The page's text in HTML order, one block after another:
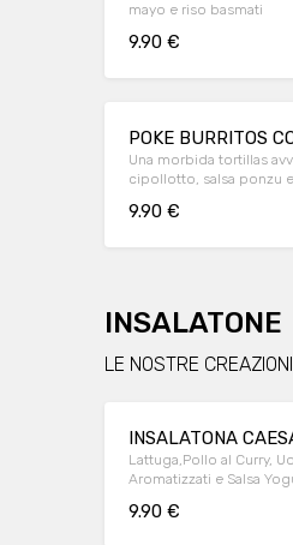
mayo e riso basmati
9.90 €
POKE BURRITOS
Una morbida tortillas avvolge del salmone marinato con avocado, cappuccio rosso,scaglie di mandorle,
cipollotto, salsa ponzu
9.90 €
INSALATONE
LE NOSTRE
INSALATONA
Lattuga,Pollo al Curry,
Aromatizzati e Salsa
9.90 €